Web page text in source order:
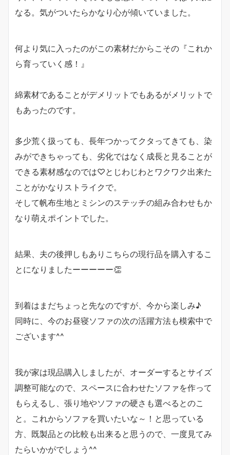
なる。気がついたらかなり心が傾いていました。
何より気に入ったのがこの素材だからこその『これか
ら育っていく感！』
綿素材であることがデメリットでもあるがメリットで
もあったのです。
多少荒く扱っても、長年つかってクタってきても、染
みができちゃっても、劣化ではなく成長と見ることが
できる素材感なのでは♡とじわじわとワクワク出来た
ことがかなりストライクで。
そして帆布生地とミシンのステッチの組み合わせもか
なり萌えポイントでした。
結果、夫の後押しもありこちらの現行品を購入するこ
とになりましたーーーーー👏
到着はまだちょっと先なのですが、今から楽しみ♪
同時に、今のお昼寝ソファの次の活躍方法も模索中で
ございます^^
我が家は現品購入しましたが、オーダーするとサイズ
調整可能なので、スペースに合わせたソファを作って
もらえるし、張り地やソファの硬さも選べるとのこ
と。これからソファを買いたいな～！と思っている
方、既製品との比較も出来ると思うので、一度見てみ
たらいかがでしょう^^